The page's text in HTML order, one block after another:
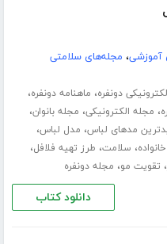
آموزشی، مجله‌های سلامتی
دونفره، ماهنامه دونفره،
، مجله الکترونیکی، مجله بانوان،
مدهای لباس، مدل لباس،
، سلامت، طرز تهیه فلافل،
، تقویت مو، مجله دونفره
دانلود کتاب